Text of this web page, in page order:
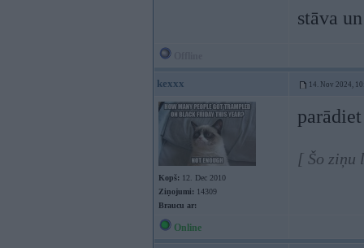
stāva
kexxx 14. Nov 2024,
Kopš: 12. Dec 2010
Ziņojumi: 14309
Braucu ar:
[ Šo ziņu
Online